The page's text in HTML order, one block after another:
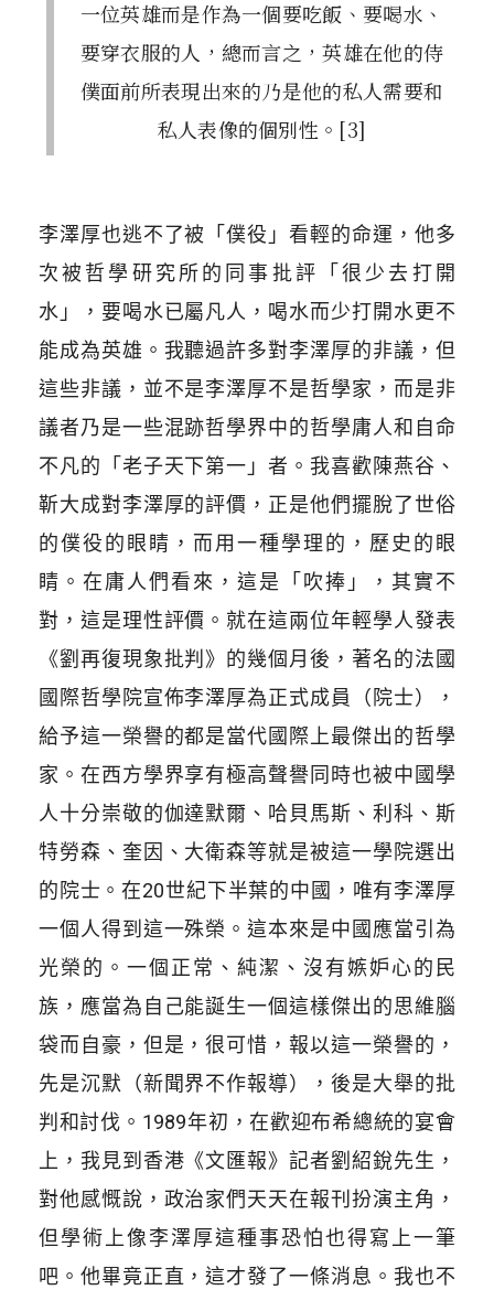
一位英雄而是作為一個要吃飯、要喝水、
要穿衣服的人，總而言之，英雄在他的侍
僕面前所表現出來的乃是他的私人需要和
私人表像的個別性。[3]
李澤厚也逃不了被「僕役」看輕的命運，他多
次被哲學研究所的同事批評「很少去打開
水」，要喝水已屬凡人，喝水而少打開水更不
能成為英雄。我聽過許多對李澤厚的非議，但
這些非議，並不是李澤厚不是哲學家，而是非
議者乃是一些混跡哲學界中的哲學庸人和自命
不凡的「老子天下第一」者。我喜歡陳燕谷、
靳大成對李澤厚的評價，正是他們擺脫了世俗
的僕役的眼睛，而用一種學理的，歷史的眼
睛。在庸人們看來，這是「吹捧」，其實不
對，這是理性評價。就在這兩位年輕學人發表
《劉再復現象批判》的幾個月後，著名的法國
國際哲學院宣佈李澤厚為正式成員（院士），
給予這一榮譽的都是當代國際上最傑出的哲學
家。在西方學界享有極高聲譽同時也被中國學
人十分崇敬的伽達默爾、哈貝馬斯、利科、斯
特勞森、奎因、大衛森等就是被這一學院選出
的院士。在20世紀下半葉的中國，唯有李澤厚
一個人得到這一殊榮。這本來是中國應當引為
光榮的。一個正常、純潔、沒有嫉妒心的民
族，應當為自己能誕生一個這樣傑出的思維腦
袋而自豪，但是，很可惜，報以這一榮譽的，
先是沉默（新聞界不作報導），後是大舉的批
判和討伐。1989年初，在歡迎布希總統的宴會
上，我見到香港《文匯報》記者劉紹銳先生，
對他感慨說，政治家們天天在報刊扮演主角，
但學術上像李澤厚這種事恐怕也得寫上一筆
吧。他畢竟正直，這才發了一條消息。我也不